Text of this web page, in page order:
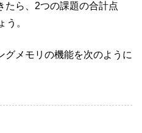
たら、2つの課題の合計点
う。
グメモリの機能を次のように